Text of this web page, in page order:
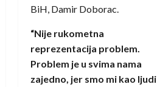
BiH, Damir Doborac.
“Nije rukometna
reprezentacija problem.
Problem je u svima nama
zajedno, jer smo mi kao ljudi